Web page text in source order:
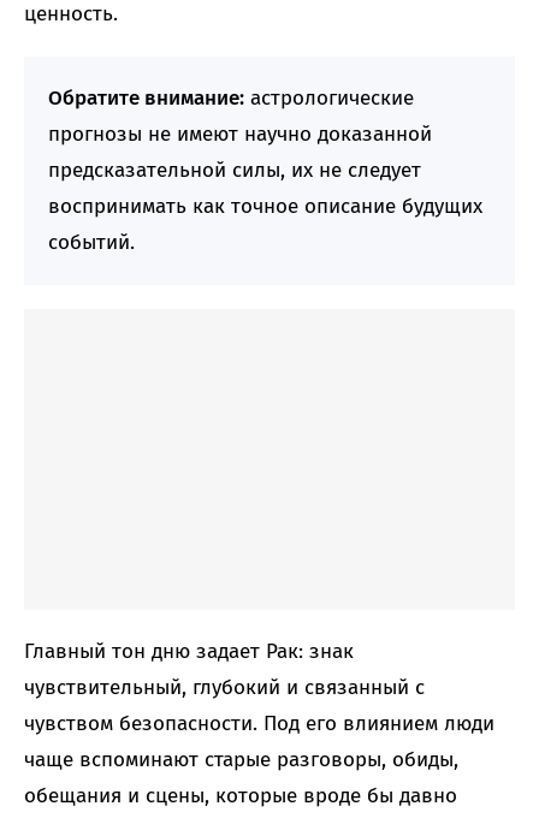
ценность.
Обратите внимание: астрологические
прогнозы не имеют научно доказанной
предсказательной силы, их не следует
воспринимать как точное описание будущих
событий.
Главный тон дню задает Рак: знак
чувствительный, глубокий и связанный с
чувством безопасности. Под его влиянием люди
чаще вспоминают старые разговоры, обиды,
обещания и сцены, которые вроде бы давно